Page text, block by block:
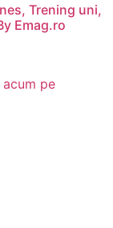
Trening uni,
Emag.ro
pe